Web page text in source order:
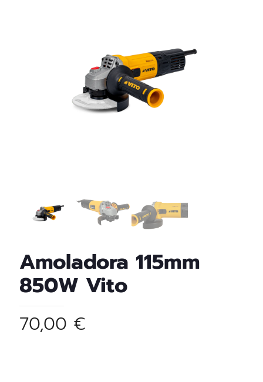
Amoladora 115mm
850W Vito
70,00 €